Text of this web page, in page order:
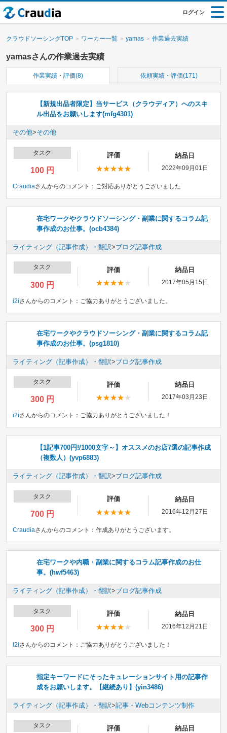
ログイン
クラウドソーシングTOP ワーカー一覧 yamas 作業過去実績
yamasさんの作業過去実績
作業実績・評価(8) 依頼実績・評価(171)
【新規出品者限定】当サービス（クラウディア）へのスキ
ル出品をお願いします(mfg4301)
その他>その他
タスク
100 円
評価 納品日
2022年09月01日
Craudiaさんからのコメント： ご対応ありがとうございました
在宅ワークやクラウドソーシング・副業に関するコラム記
事作成のお仕事。(ocb4384)
ライティング（記事作成）・翻訳>ブログ記事作成
タスク
300 円
評価 納品日
2017年05月15日
i2iさんからのコメント： ご協力ありがとうございました。
在宅ワークやクラウドソーシング・副業に関するコラム記
事作成のお仕事。(psg1810)
ライティング（記事作成）・翻訳>ブログ記事作成
タスク
300 円
評価 納品日
2017年03月23日
i2iさんからのコメント： ご協力ありがとうございました！
【1記事700円!/1000文字～】オススメのお店7選の記事作成
（複数人）(yvp6883)
ライティング（記事作成）・翻訳>ブログ記事作成
タスク
700 円
評価 納品日
2016年12月27日
Craudiaさんからのコメント： 作成ありがとうございます。
在宅ワークや内職・副業に関するコラム記事作成のお仕
事。(hwf5463)
ライティング（記事作成）・翻訳>ブログ記事作成
タスク
300 円
評価 納品日
2016年12月21日
i2iさんからのコメント： ご協力ありがとうございました！
指定キーワードにそったキュレーションサイト用の記事作
成をお願いします。【継続あり】(yin3486)
ライティング（記事作成）・翻訳>記事・Webコンテンツ制作
タスク
評価
納品日